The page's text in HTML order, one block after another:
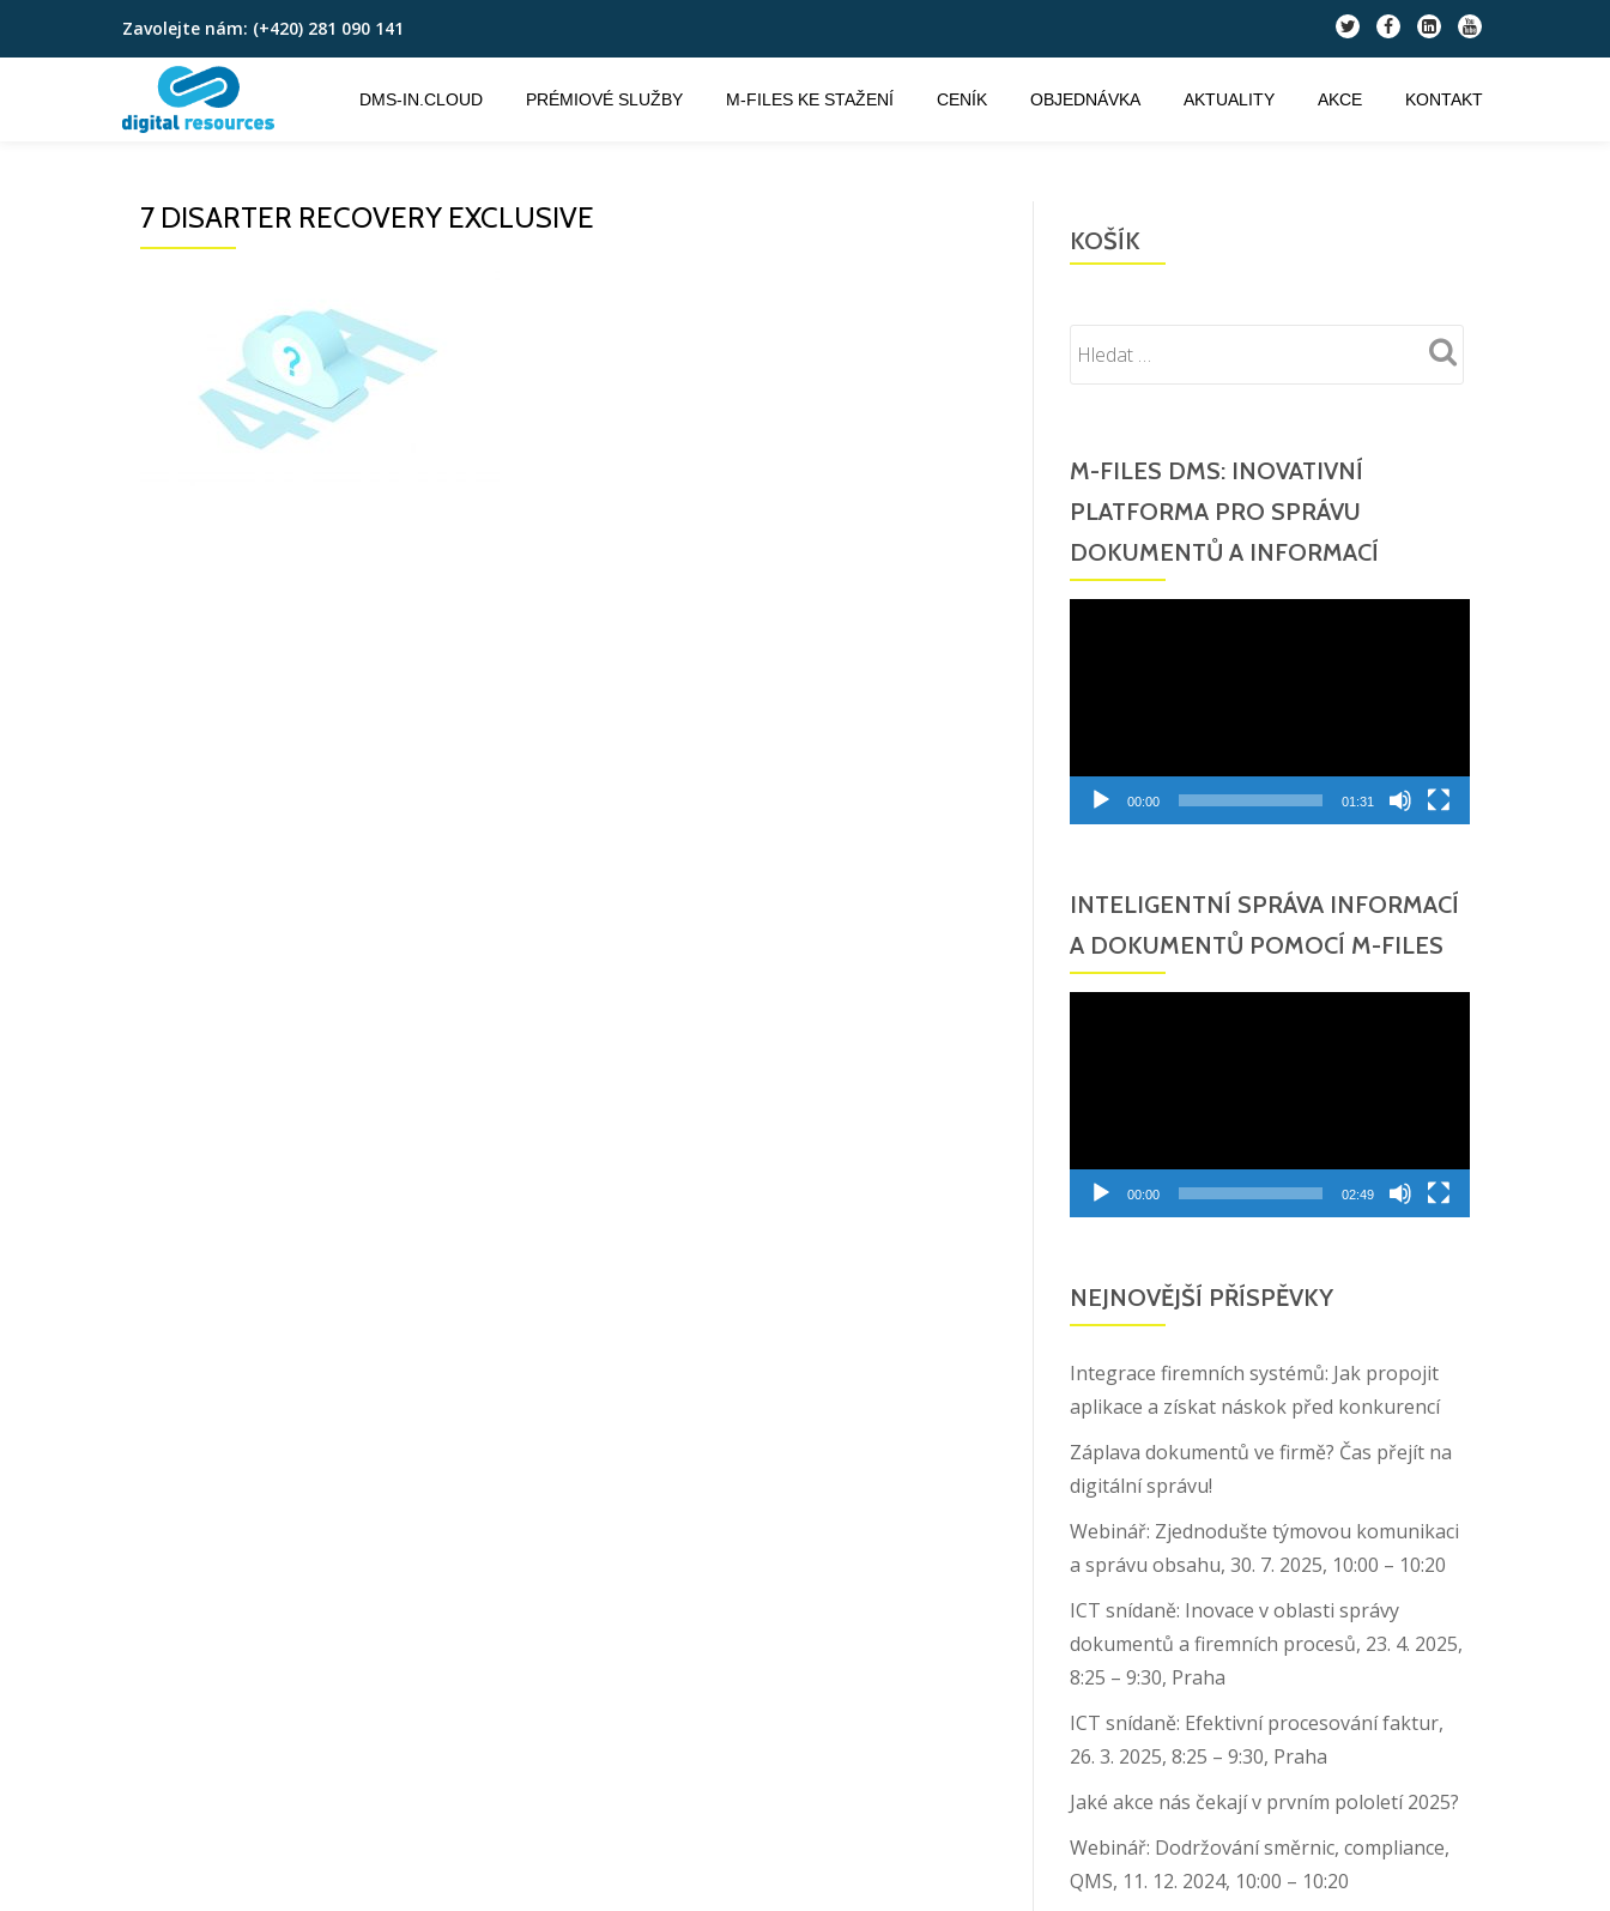
Přeskočit
Zavolejte nám: (+420) 281 090 141
fa-
twitter
fa-
facebook
fa-
linkedin-
square
fa-
youtube
DMS-IN.CLOUD PRÉMIOVÉ SLUŽBY M-FILES KE STAŽENÍ CENÍK OBJEDNÁVKA AKTUALITY AKCE KONTAKT
7 DISARTER RECOVERY EXCLUSIVE
KOŠÍK
M-FILES DMS: INOVATIVNÍ
PLATFORMA PRO SPRÁVU
DOKUMENTŮ A INFORMACÍ
00:00 01:31
INTELIGENTNÍ SPRÁVA INFORMACÍ
A DOKUMENTŮ POMOCÍ M-FILES
00:00 02:49
NEJNOVĚJŠÍ PŘÍSPĚVKY
Integrace firemních systémů: Jak propojit
aplikace a získat náskok před konkurencí
Záplava dokumentů ve firmě? Čas přejít na
digitální správu!
Webinář: Zjednodušte týmovou komunikaci
a správu obsahu, 30. 7. 2025, 10:00 – 10:20
ICT snídaně: Inovace v oblasti správy
dokumentů a firemních procesů, 23. 4. 2025,
8:25 – 9:30, Praha
ICT snídaně: Efektivní procesování faktur,
26. 3. 2025, 8:25 – 9:30, Praha
Jaké akce nás čekají v prvním pololetí 2025?
Webinář: Dodržování směrnic, compliance,
QMS, 11. 12. 2024, 10:00 – 10:20